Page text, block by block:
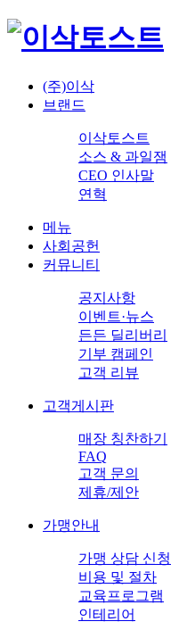
(주)이삭
브랜드
이삭토스트
소스 & 과일잼
CEO 인사말
연혁
메뉴
사회공헌
커뮤니티
공지사항
이벤트·뉴스
든든 딜리버리
기부 캠페인
고객 리뷰
고객게시판
매장 칭찬하기
FAQ
고객 문의
제휴/제안
가맹안내
가맹 상담 신청
비용 및 절차
교육프로그램
인테리어